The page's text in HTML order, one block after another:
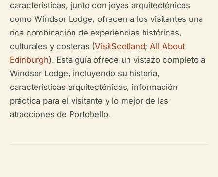
características, junto con joyas arquitectónicas
como Windsor Lodge, ofrecen a los visitantes una
rica combinación de experiencias históricas,
culturales y costeras (VisitScotland; All About
Edinburgh). Esta guía ofrece un vistazo completo a
Windsor Lodge, incluyendo su historia,
características arquitectónicas, información
práctica para el visitante y lo mejor de las
atracciones de Portobello.